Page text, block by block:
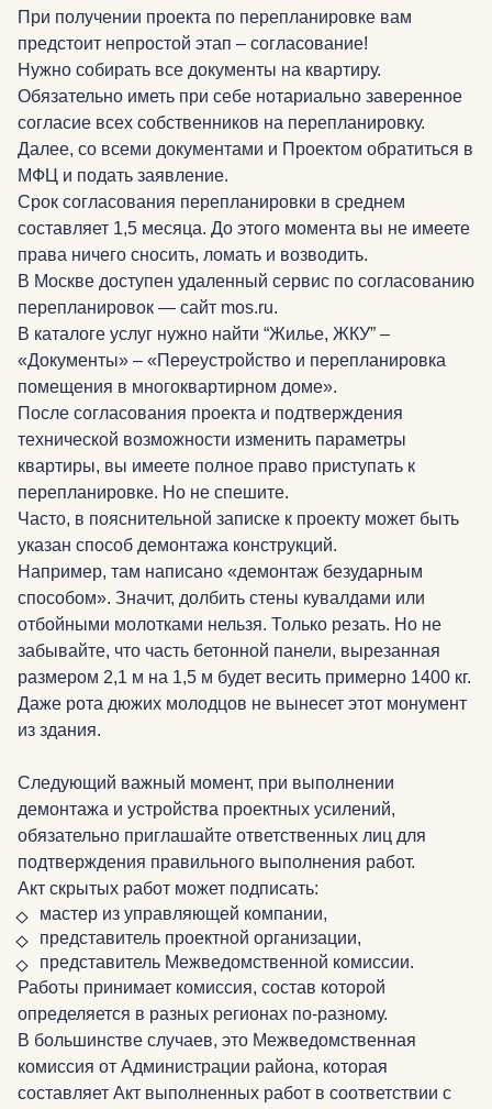
При получении проекта по перепланировке вам
предстоит непростой этап – согласование!
Нужно собирать все документы на квартиру.
Обязательно иметь при себе нотариально заверенное
согласие всех собственников на перепланировку.
Далее, со всеми документами и Проектом обратиться в
МФЦ и подать заявление.
Срок согласования перепланировки в среднем
составляет 1,5 месяца. До этого момента вы не имеете
права ничего сносить, ломать и возводить.
В Москве доступен удаленный сервис по согласованию
перепланировок — сайт mos.ru.
В каталоге услуг нужно найти “Жилье, ЖКУ” –
«Документы» – «Переустройство и перепланировка
помещения в многоквартирном доме».
После согласования проекта и подтверждения
технической возможности изменить параметры
квартиры, вы имеете полное право приступать к
перепланировке. Но не спешите.
Часто, в пояснительной записке к проекту может быть
указан способ демонтажа конструкций.
Например, там написано «демонтаж безударным
способом». Значит, долбить стены кувалдами или
отбойными молотками нельзя. Только резать. Но не
забывайте, что часть бетонной панели, вырезанная
размером 2,1 м на 1,5 м будет весить примерно 1400 кг.
Даже рота дюжих молодцов не вынесет этот монумент
из здания.
Следующий важный момент, при выполнении
демонтажа и устройства проектных усилений,
обязательно приглашайте ответственных лиц для
подтверждения правильного выполнения работ.
Акт скрытых работ может подписать:
мастер из управляющей компании,
представитель проектной организации,
представитель Межведомственной комиссии.
Работы принимает комиссия, состав которой
определяется в разных регионах по-разному.
В большинстве случаев, это Межведомственная
комиссия от Администрации района, которая
составляет Акт выполненных работ в соответствии с